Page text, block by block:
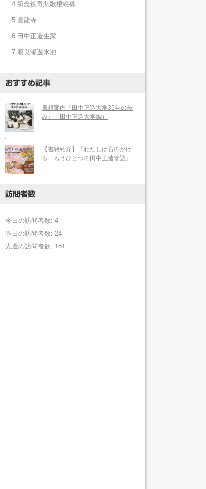
4 祈念鉱毒悲歌根絶碑
5 雲龍寺
6 田中正造生家
7 渡良瀬遊水池
おすすめ記事
書籍案内『田中正造大学35年の歩
み』（田中正造大学編）
【書籍紹介】『わたしは石のかけ
ら もうひとつの田中正造物語』
訪問者数
今日の訪問者数: 4
昨日の訪問者数: 24
先週の訪問者数: 181